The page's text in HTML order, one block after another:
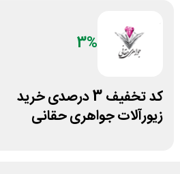
3%
کد تخفیف 3 درصدی خرید
زیورآلات جواهری حقانی